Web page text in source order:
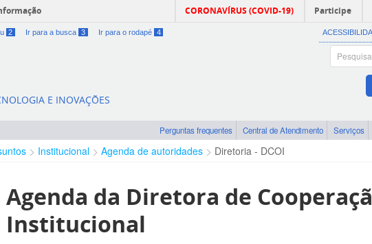
CORONAVÍRUS (COVID-19) Participe
2 Ir para a busca 3 Ir para o rodapé 4
E INOVAÇÕES
Perguntas frequentes Central de Atendimento Serviços
Institucional Agenda de autoridades Diretoria - DCOI
Agenda da Diretora de
Institucional